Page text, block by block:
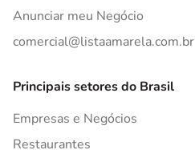
Anunciar meu Negócio
comercial@listaamarela.com.br
Principais setores do Brasil
Empresas e Negócios
Restaurantes